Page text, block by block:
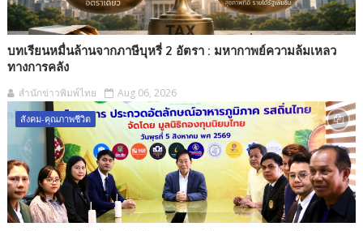
บทเรียนหมื่นล้านจากภาษีบุหรี่ 2 อัตรา : มหากาพย์ความล้มเหลว
ทางการคลัง
สำนักข่าวพิมพ์ไทย Aug 06, 2026
สังคม-คุณภาพชีวิต